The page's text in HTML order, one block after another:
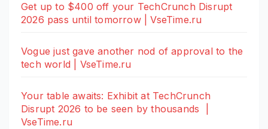
Get up to $400 off your TechCrunch Disrupt
2026 pass until tomorrow | VseTime.ru
Vogue just gave another nod of approval to the
tech world | VseTime.ru
Your table awaits: Exhibit at TechCrunch
Disrupt 2026 to be seen by thousands |
VseTime.ru